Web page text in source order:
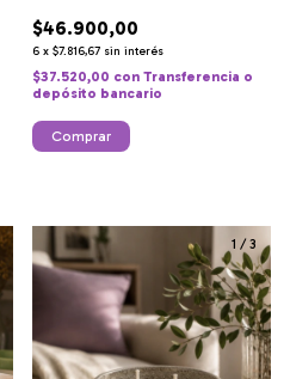
$46.900,00
6 x $7.816,67 sin interés
$37.520,00 con Transferencia o
depósito bancario
Comprar
1 /3